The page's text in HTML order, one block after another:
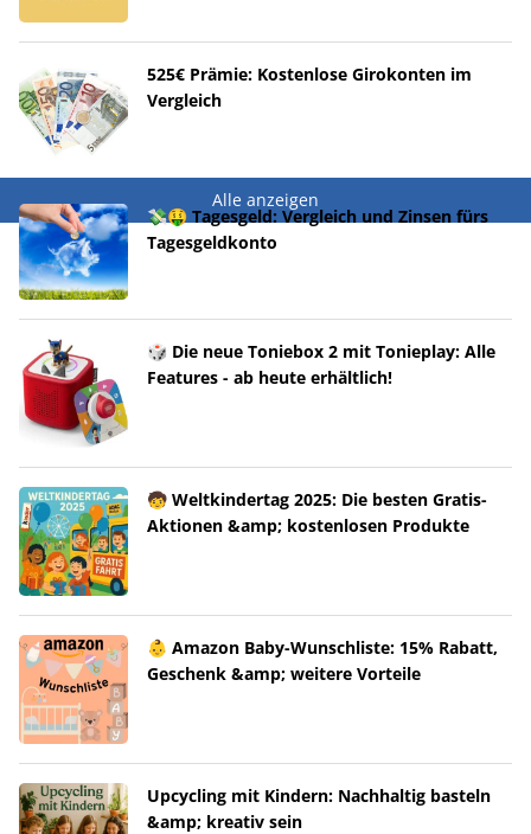
525€ Prämie: Kostenlose Girokonten im
Vergleich
Alle anzeigen
💸🤑 Tagesgeld: Vergleich und Zinsen fürs
Tagesgeldkonto
🎲 Die neue Toniebox 2 mit Tonieplay: Alle
Features - ab heute erhältlich!
🧒 Weltkindertag 2025: Die besten Gratis-
Aktionen &amp; kostenlosen Produkte
👶 Amazon Baby-Wunschliste: 15% Rabatt,
Geschenk &amp; weitere Vorteile
Upcycling mit Kindern: Nachhaltig basteln
&amp; kreativ sein